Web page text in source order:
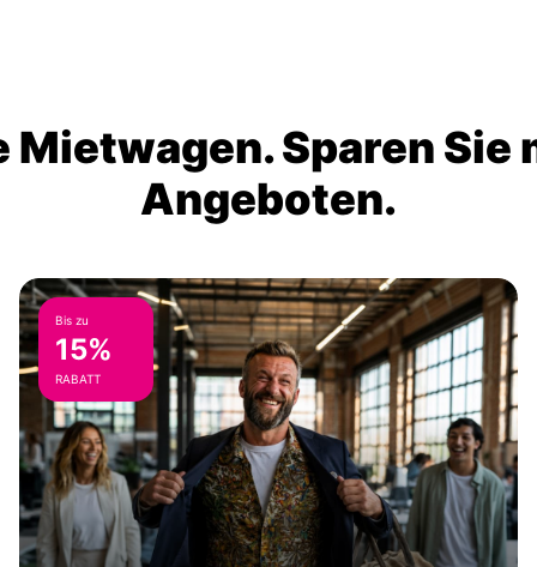
Mietwagen. Sparen Sie
Angeboten.
Bis zu
15%
RABATT